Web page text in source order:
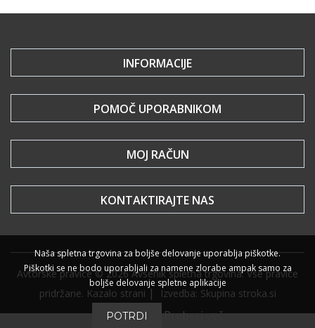
INFORMACIJE
POMOČ UPORABNIKOM
MOJ RAČUN
KONTAKTIRAJTE NAS
Avtorske pravice © 2026 Avsenik spletna trgovina. Vse pravice
pridržane. Kazalo strani | Izvedba: Skupina stroka.si
Naša spletna trgovina za boljše delovanje uporablja piškotke.
Piškotki se ne bodo uporabljali za namene zlorabe ampak samo za
boljše delovanje spletne aplikacije
POTRDI Preberi več